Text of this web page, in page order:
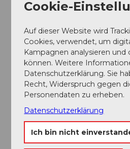
Sitzplätze (Nebenzimmer 3): 50
Gaststube 30 Plätze, Stöbli 50
Plätze, Alphüttli 28 Plätze,
Terrasse 60 Plätze, Apérogärtli
Küchenzeiten
Fremdsprachenkenntnisse
Deutsch
Cookie-
Auf dieser Website wird
Cookies, verwendet, um
Kampagnen analysieren
können. Weitere
Datenschutzerklärung. Sie
Recht, Widerspruch gegen
Personendaten zu erheben.
Datenschutzerklärung
Ich bin nicht